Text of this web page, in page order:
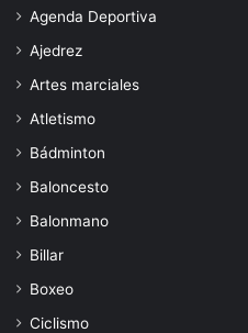
Agenda Deportiva
Ajedrez
Artes marciales
Atletismo
Bádminton
Baloncesto
Balonmano
Billar
Boxeo
Ciclismo